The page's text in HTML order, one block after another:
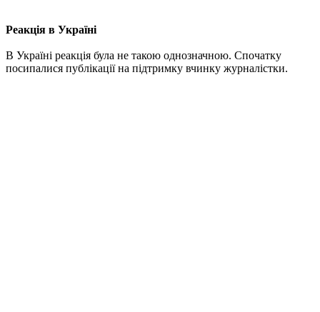
Реакція в Україні
В Україні реакція була не такою однозначною. Спочатку
посипалися публікації на підтримку вчинку журналістки.